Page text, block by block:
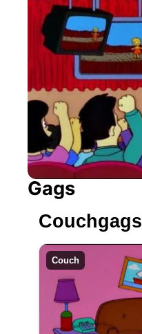
Gags
Couchgags
Couch